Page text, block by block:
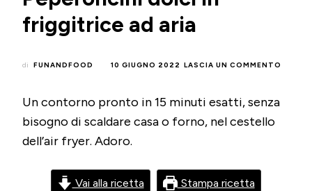
friggitrice ad aria
di FUNANDFOOD 10 GIUGNO 2022 LASCIA UN COMMENTO
Un contorno pronto in 15 minuti esatti, senza
bisogno di scaldare casa o forno, nel cestello
dell’air fryer. Adoro.
Vai alla ricetta Stampa ricetta